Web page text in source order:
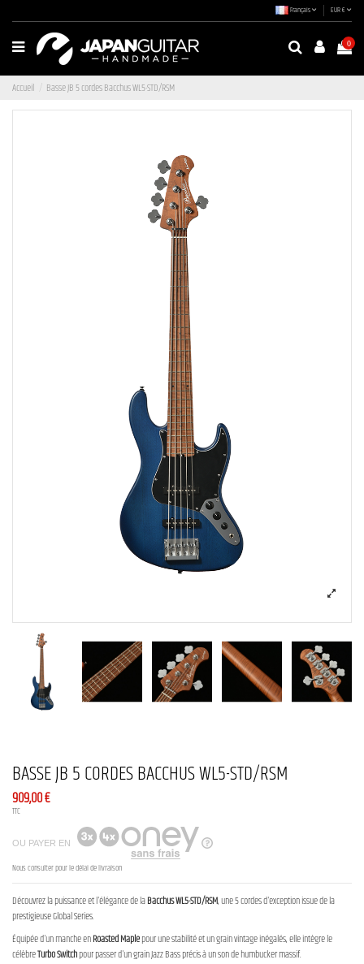
Français EUR €
0
Accueil Basse JB 5 cordes Bacchus WL5-STD/RSM
BASSE JB 5 CORDES BACCHUS WL5-STD/RSM
909,00 €
TTC
OU PAYER EN
Nous consulter pour le délai de livraison
Découvrez la puissance et l'élégance de laBacchus WL5-STD/RSM, une 5 cordes d'exception issue de la
prestigieuse Global Series.
Équipée d'un manche enRoasted Maplepour une stabilité et un grain vintage inégalés, elle intègre le
célèbreTurbo Switchpour passer d'un grain Jazz Bass précis à un son de humbucker massif.